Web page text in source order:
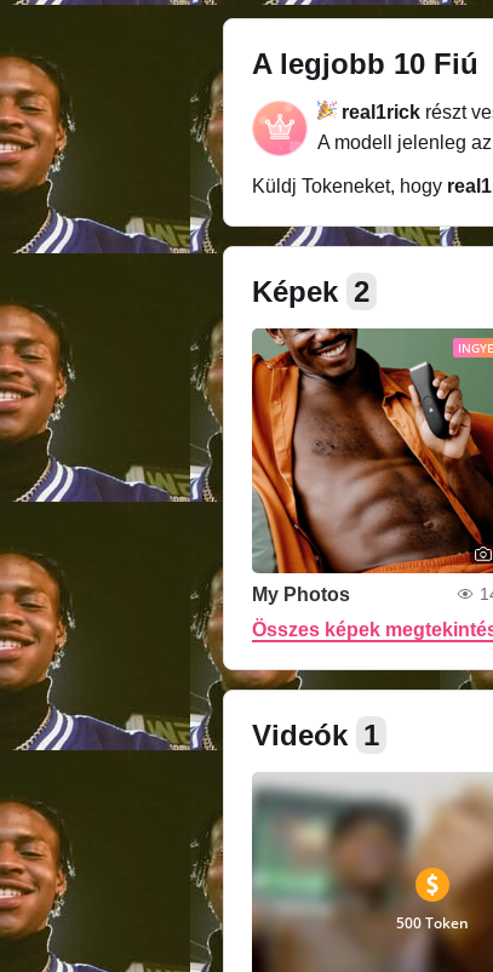
A legjobb 10 Fiú
real1rick részt
A modell jelenleg az
Küldj Tokeneket, hogy
Képek 2
My Photos
Összes képek
Videók 1
500 Token